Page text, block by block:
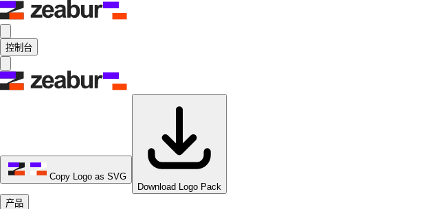
控制台
Copy Logo as SVG
Download Logo Pack
产品